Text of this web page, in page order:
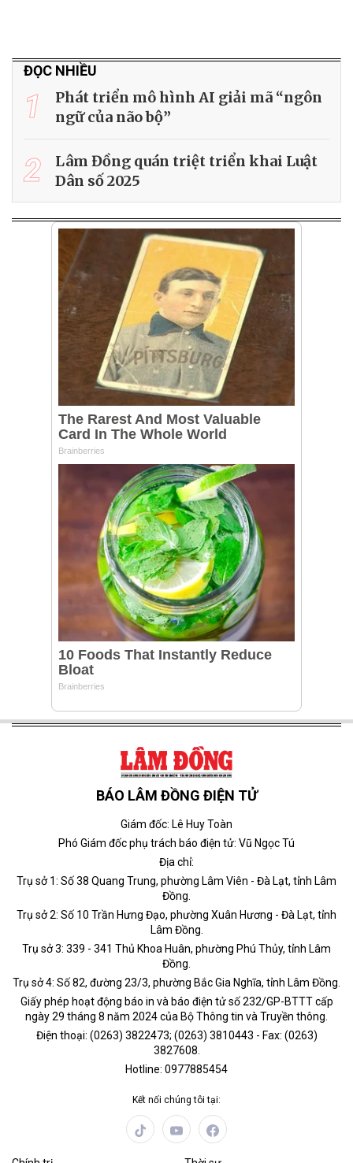
ĐỌC NHIỀU
1
Phát triển mô hình AI giải mã “ngôn
ngữ của não bộ”
2
Lâm Đồng quán triệt triển khai Luật
Dân số 2025
BÁO LÂM ĐỒNG ĐIỆN TỬ
Giám đốc: Lê Huy Toàn
Phó Giám đốc phụ trách báo điện tử: Vũ Ngọc Tú
Địa chỉ:
Trụ sở 1: Số 38 Quang Trung, phường Lâm Viên - Đà Lạt, tỉnh Lâm
Đồng.
Trụ sở 2: Số 10 Trần Hưng Đạo, phường Xuân Hương - Đà Lạt, tỉnh
Lâm Đồng.
Trụ sở 3: 339 - 341 Thủ Khoa Huân, phường Phú Thủy, tỉnh Lâm
Đồng.
Trụ sở 4: Số 82, đường 23/3, phường Bắc Gia Nghĩa, tỉnh Lâm Đồng.
Giấy phép hoạt động báo in và báo điện tử số 232/GP-BTTT cấp
ngày 29 tháng 8 năm 2024 của Bộ Thông tin và Truyền thông.
Điện thoại: (0263) 3822473; (0263) 3810443 - Fax: (0263)
3827608.
Hotline: 0977885454
Kết nối chúng tôi tại: